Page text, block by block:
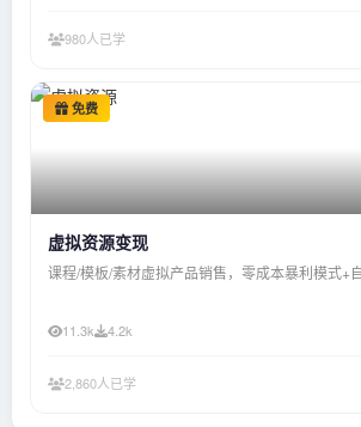
980人已学
免费
虚拟资源变现
课程/模板/素材虚拟产品销售，零成本暴利模式+
11.3k 4.2k
2,860人已学